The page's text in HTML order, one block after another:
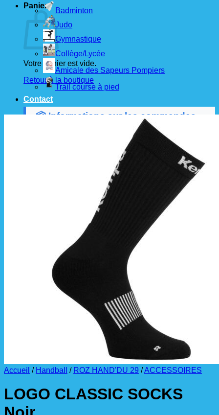
Panier
Votre panier est vide.
Retour à la boutique
📦 Informations sur les commandes
Les commandes sont passées
les 1er et 15 de
auprès de nos fournisseurs.
À partir de ces dates, ledélai de livraison est
d'environ 3 semaines
La livraison est effectuée directement au club
La commande est à récupérer auprès du
référent des équipements du club
Badminton
Judo
Gymnastique
Collège/Lycée
Amicale des Sapeurs Pompiers
Trail course à pied
Contact
Accueil / Handball / ROZ HAND'DU 29 /ACCESSOIRES
LOGO CLASSIC SOCKS